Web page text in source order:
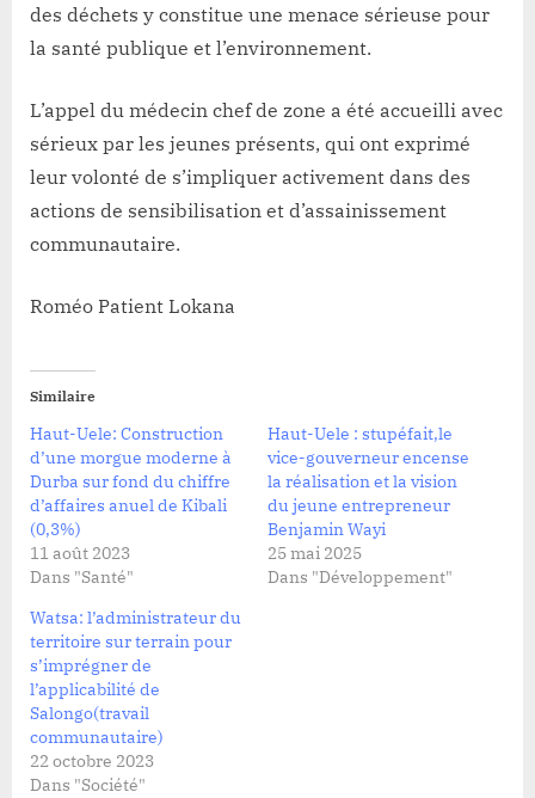
des déchets y constitue une menace sérieuse pour
la santé publique et l’environnement.
L’appel du médecin chef de zone a été accueilli avec
sérieux par les jeunes présents, qui ont exprimé
leur volonté de s’impliquer activement dans des
actions de sensibilisation et d’assainissement
communautaire.
Roméo Patient Lokana
Similaire
Haut-Uele: Construction
d’une morgue moderne à
Durba sur fond du chiffre
d’affaires anuel de Kibali
(0,3%)
11 août 2023
Dans "Santé"
Haut-Uele : stupéfait,le
vice-gouverneur encense
la réalisation et la vision
du jeune entrepreneur
Benjamin Wayi
25 mai 2025
Dans "Développement"
Watsa: l’administrateur du
territoire sur terrain pour
s’imprégner de
l’applicabilité de
Salongo(travail
communautaire)
22 octobre 2023
Dans "Société"